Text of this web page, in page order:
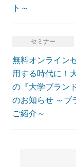
ト～
セミナー
無料オンライン
用する時代に！
の『大学ブラン
のお知らせ ～ブ
ご紹介～